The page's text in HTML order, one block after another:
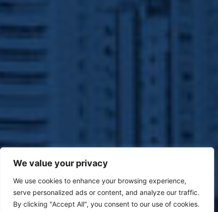
We value your privacy
We use cookies to enhance your browsing experience,
serve personalized ads or content, and analyze our traffic.
By clicking "Accept All", you consent to our use of cookies.